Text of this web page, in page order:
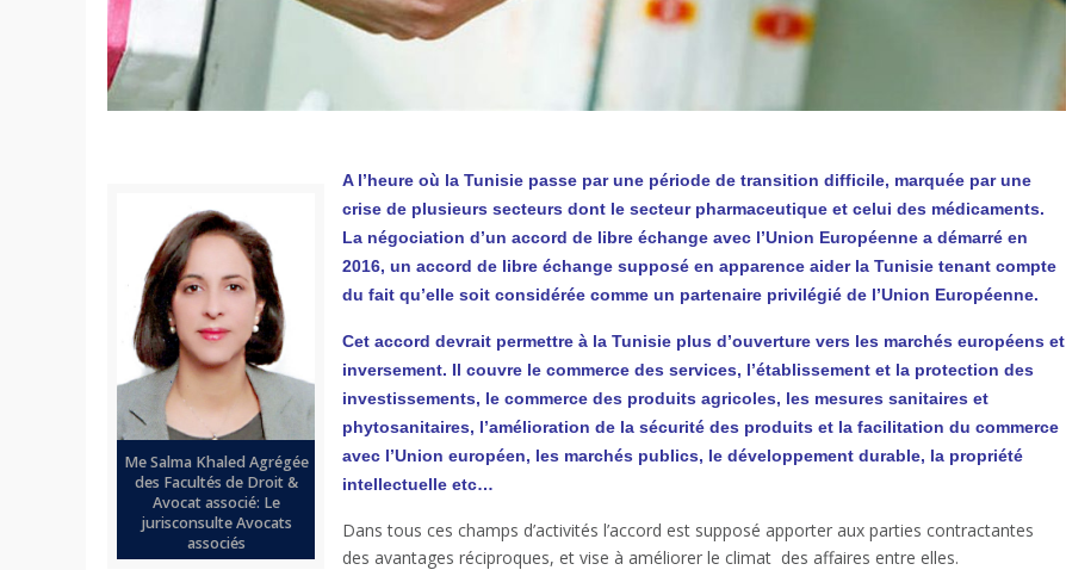
Me Salma Khaled Agrégée
des Facultés de Droit &
Avocat associé: Le
jurisconsulte Avocats
associés
A l’heure où la Tunisie passe par une période de transition difficile, marquée par une
crise de plusieurs secteurs dont le secteur pharmaceutique et celui des médicaments.
La négociation d’un accord de libre échange avec l’Union Européenne a démarré en
2016, un accord de libre échange supposé en apparence aider la Tunisie tenant compte
du fait qu’elle soit considérée comme un partenaire privilégié de l’Union Européenne.
Cet accord devrait permettre à la Tunisie plus d’ouverture vers les marchés européens et
inversement. Il couvre le commerce des services, l’établissement et la protection des
investissements, le commerce des produits agricoles, les mesures sanitaires et
phytosanitaires, l’amélioration de la sécurité des produits et la facilitation du commerce
avec l’Union européen, les marchés publics, le développement durable, la propriété
intellectuelle etc…
Dans tous ces champs d’activités l’accord est supposé apporter aux parties contractantes
des avantages réciproques, et vise à améliorer le climat des affaires entre elles.